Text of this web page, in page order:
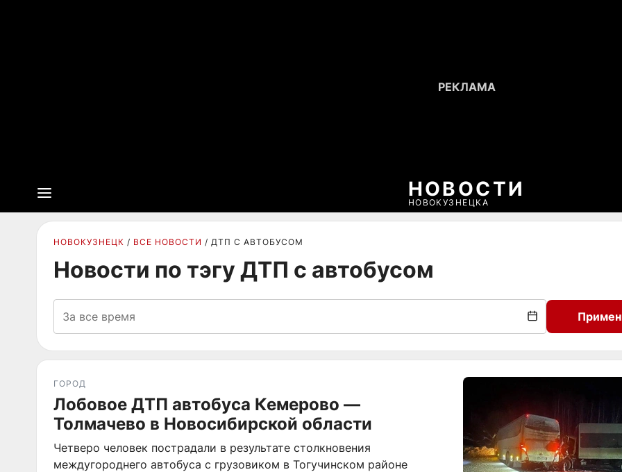
НОВОСТИ
НОВОКУЗНЕЦКА
НОВОКУЗНЕЦК ВСЕ НОВОСТИ ДТП С АВТОБУСОМ
Новости по тэгу ДТП с автобусом
ГОРОД
Лобовое ДТП автобуса Кемерово —
Толмачево в Новосибирской области
Четверо человек пострадали в результате столкновения
междугороднего автобуса с грузовиком в Тогучинском районе